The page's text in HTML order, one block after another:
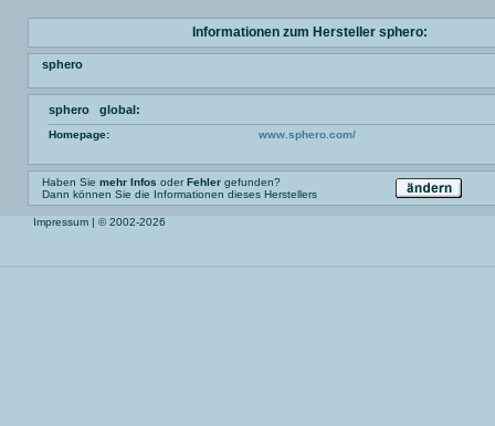
Informationen zum Hersteller sphero:
sphero
sphero global:
Homepage: www.sphero.com/
Haben Sie mehr Infos oderFehler gefunden?
Dann können Sie die Informationen dieses Herstellers
Impressum | © 2002-2026